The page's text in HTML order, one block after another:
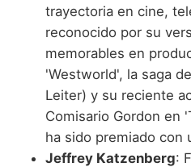
trayectoria en cine,
reconocido por su
memorables en
'Westworld', la saga
Leiter) y su reciente
Comisario Gordon en
ha sido premiado con
Jeffrey Katzenberg: